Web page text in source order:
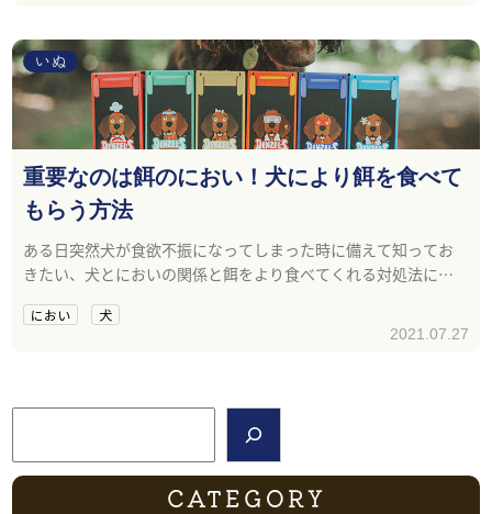
いぬ
重要なのは餌のにおい！犬により餌を食べて
もらう方法
ある日突然犬が食欲不振になってしまった時に備えて知ってお
きたい、犬とにおいの関係と餌をより食べてくれる対処法につ
におい 犬
2021.07.27
検索
CATEGORY